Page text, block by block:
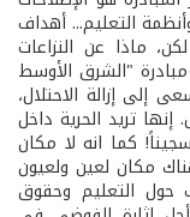
التعليم... أهداف
ماذا عن النزاعات
"الشرق الأوسط
إلى إزالة الاحتلال،
إنها تريد الحرية داخل
كما انه لا مكان
مكان لعين ولعيون
حول التعليم وحقوق